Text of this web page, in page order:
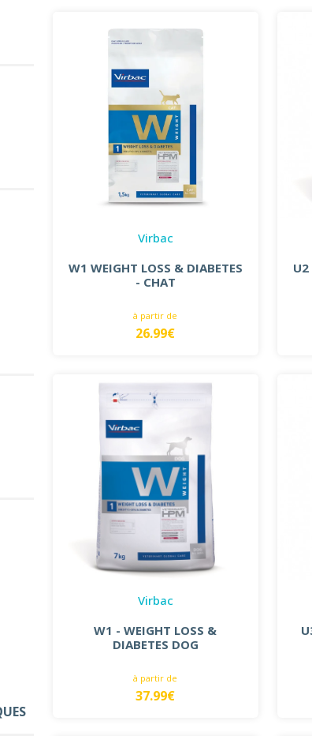
Virbac
W1 WEIGHT LOSS & DIABETES
- CHAT
à partir de
26.99€
U2
Virbac
W1 - WEIGHT LOSS &
DIABETES DOG
à partir de
37.99€